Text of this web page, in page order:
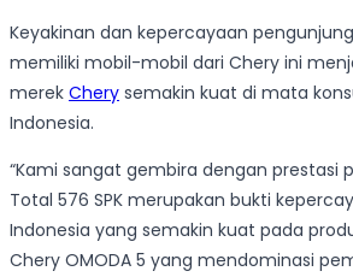
Keyakinan dan kepercayaan
memiliki mobil-mobil dari Chery ini
merek Chery semakin kuat di mata
Indonesia.
“Kami sangat gembira dengan prestasi
Total 576 SPK merupakan bukti
Indonesia yang semakin kuat pada
Chery OMODA 5 yang mendominasi